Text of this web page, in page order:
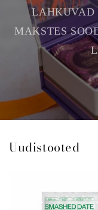
LAHKUVAD
MAKSTES
Uudistooted